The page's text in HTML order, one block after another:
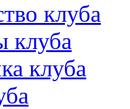
клуба
клуба
клуба